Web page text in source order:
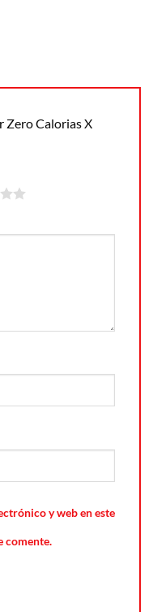
Zero Calorias X
y web en este
comente.